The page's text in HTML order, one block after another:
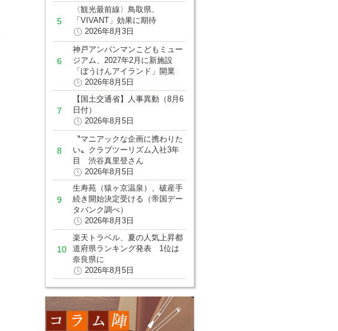
〈観光最前線〉鳥取県、
「VIVANT」効果に期待
2026年8月3日
神戸アンパンマンこどもミュー
ジアム、2027年2月に新施設
「ぼうけんアイランド」開業
2026年8月5日
【国土交通省】人事異動（8月6
日付）
2026年8月5日
〝マニアックな企画に携わりた
い〟クラブツーリズム入社3年
目 渋谷真里登さん
2026年8月5日
生寿苑（猿ヶ京温泉）、破産手
続き開始決定受ける（帝国デー
タバンク調べ）
2026年8月3日
楽天トラベル、夏の人気上昇都
道府県ランキング発表 1位は
奈良県に
2026年8月5日